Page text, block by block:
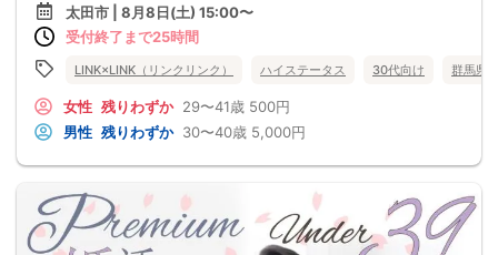
太田市 | 8月8日(土) 15:00〜
受付終了まで25時間
LINK×LINK（リンクリンク） ハイステータス 30代向け 群馬県
女性 残りわずか 29〜41歳 500円
男性 残りわずか 30〜40歳 5,000円